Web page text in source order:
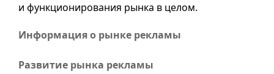
и функционирования рынка в целом.
Информация о рынке рекламы
Развитие рынка рекламы